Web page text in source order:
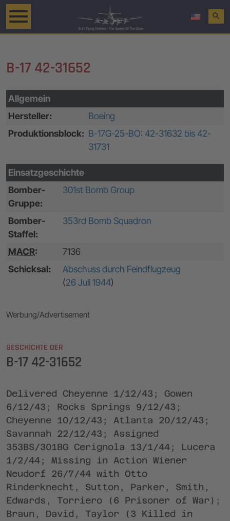
search
B-17 42-31652
Allgemein
Hersteller:
Boeing
Produktionsblock: B-17G-25-BO: 42-31632 bis 42-
31731
Einsatzgeschichte
Bomber-
Gruppe:
301st Bomb Group
Bomber-
Staffel:
353rd Bomb Squadron
MACR:
7136
Schicksal:
Abschuss durch Feindflugzeug
(26 Juli 1944)
Werbung/Advertisement
GESCHICHTE DER
B-17 42-31652
Delivered Cheyenne 1/12/43; Gowen
6/12/43; Rocks Springs 9/12/43;
Cheyenne 10/12/43; Atlanta 20/12/43;
Savannah 22/12/43; Assigned
353BS/301BG Cerignola 13/1/44; Lucera
1/2/44; Missing in Action Wiener
Neudorf 26/7/44 with Otto
Rinderknecht, Sutton, Parker, Smith,
Edwards, Torriero (6 Prisoner of War);
Braun, David, Taylor (3 Killed in